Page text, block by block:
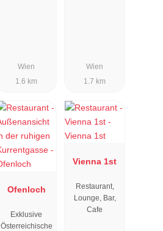
Wien
1.6 km
Wien
1.7 km
Ofenloch
Exklusive
Österreichische
Vienna 1st
Restaurant,
Lounge, Bar,
Cafe